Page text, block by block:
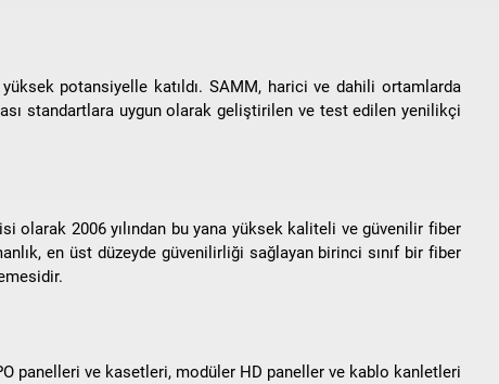
potansiyelle katıldı. SAMM, harici ve dahili ortamlarda
standartlara uygun olarak geliştirilen ve test edilen yenilikçi
2006 yılından bu yana yüksek kaliteli ve güvenilir fiber
en üst düzeyde güvenilirliği sağlayan birinci sınıf bir fiber
panelleri ve kasetleri, modüler HD paneller ve kablo kanletleri